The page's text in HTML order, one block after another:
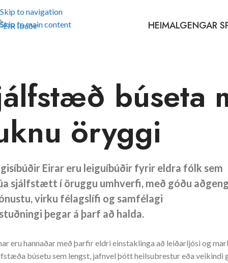
Skip to navigation
Skip to main content
HEIMALGENGAR
búseta
öryggi
Eirar eru leiguíbúðir fyrir eldra fólk sem
sjálfstætt í öruggu umhverfi, með góðu
virku félagslífi og samfélagi
þegar á þarf að halda.
eru hannaðar með þarfir eldri einstaklinga að leiðarljósi og
búsetu sem lengst, jafnvel þótt heilsubrestur eða veikindi